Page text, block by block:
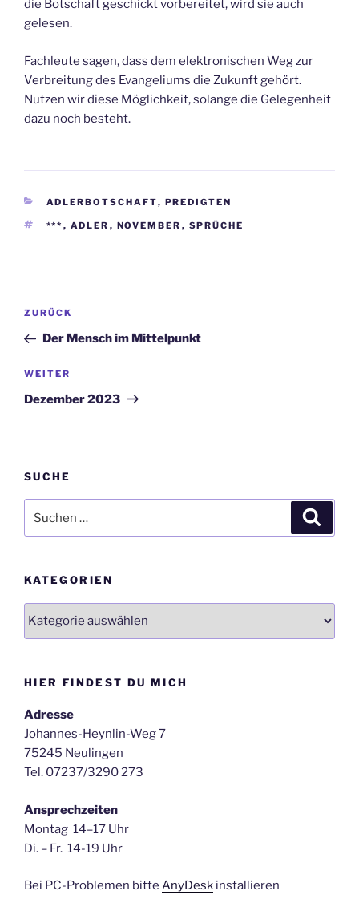
die Botschaft geschickt vorbereitet, wird sie auch
gelesen.
Fachleute sagen, dass dem elektronischen Weg zur
Verbreitung des Evangeliums die Zukunft gehört.
Nutzen wir diese Möglichkeit, solange die Gelegenheit
dazu noch besteht.
KATEGORIEN
ADLERBOTSCHAFT, PREDIGTEN
SCHLAGWÖRTER
*** , ADLER , NOVEMBER , SPRÜCHE
Beitragsnavigation
Vorheriger
Beitrag
ZURÜCK
Der Mensch im Mittelpunkt
Nächster
Beitrag
WEITER
Dezember 2023
SUCHE
nach:
KATEGORIEN
HIER FINDEST DU MICH
Adresse
Johannes-Heynlin-Weg 7
75245 Neulingen
Tel. 07237/3290 273
Ansprechzeiten
Montag 14–17 Uhr
Di. – Fr. 14-19 Uhr
Bei PC-Problemen bitte AnyDesk installieren